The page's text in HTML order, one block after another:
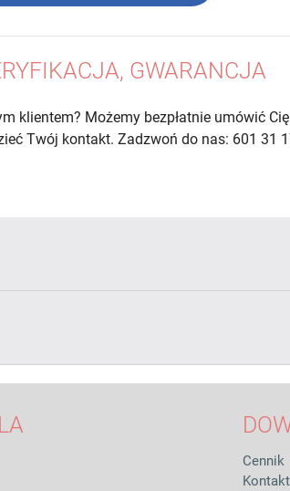
GWARANCJA
klientem? Możemy bezpłatnie umówić
Twój kontakt. Zadzwoń do nas: 601 31
Cennik
Kontakt